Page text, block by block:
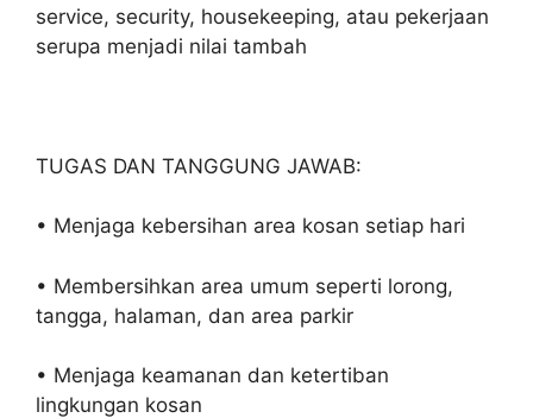
service, security, housekeeping, atau pekerjaan
serupa menjadi nilai tambah
TUGAS DAN TANGGUNG JAWAB:
• Menjaga kebersihan area kosan setiap hari
• Membersihkan area umum seperti lorong,
tangga, halaman, dan area parkir
• Menjaga keamanan dan ketertiban
lingkungan kosan